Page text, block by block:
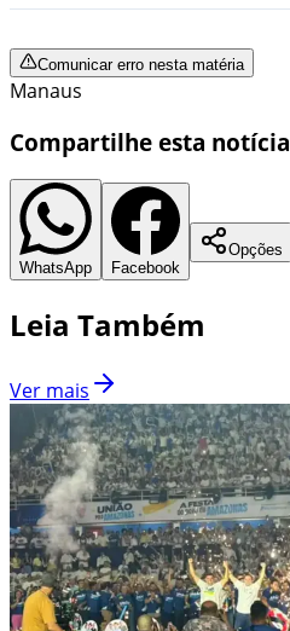
Comunicar erro nesta matéria
Manaus
Compartilhe esta notícia
WhatsApp Facebook
Opções
Leia Também
Ver mais